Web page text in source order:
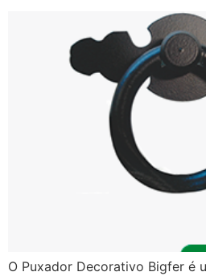
O Puxador Decorativo Bigfer é